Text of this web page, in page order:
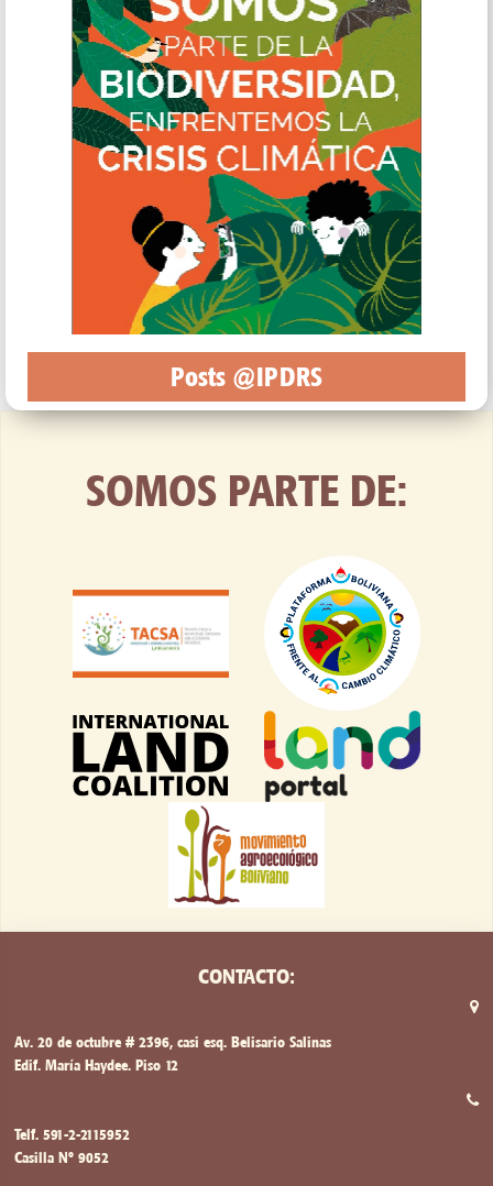
Posts @IPDRS
SOMOS PARTE DE:
CONTACTO:
Av. 20 de octubre # 2396, casi esq. Belisario Salinas
Edif. María Haydee. Piso 12
Telf. 591-2-2115952
Casilla Nº 9052